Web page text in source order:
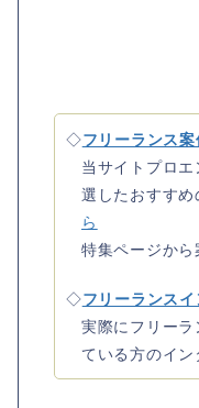
◇フリーランス
当サイトプロ
選したおすす
ら
特集ページから
◇フリーランス
実際にフリー
ている方のイ